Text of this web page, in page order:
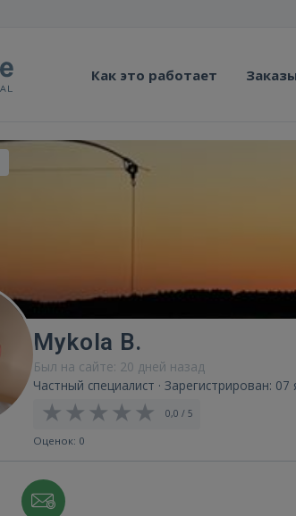
Как это работает
Mykola B.
Был на сайте: 20 дней назад
Частный специалист · Зарегистрирован:
0,0 / 5
Оценок: 0